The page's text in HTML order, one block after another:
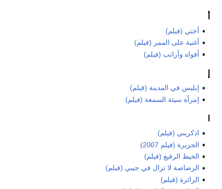
أختي (فيلم)
أغنية على الممر (فيلم)
أفواه وأرانب (فيلم)
إ
إبليس في المدينة (فيلم)
إمرأة سيئة السمعة (فيلم)
اذكريني (فيلم)
الجزيرة (فيلم 2007)
الخيط الرفيع (فيلم)
الرصاصة لا تزال في جيبي (فيلم)
الزائرة (فيلم)